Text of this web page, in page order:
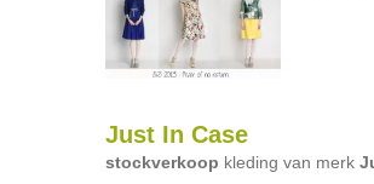
Just In Case
stockverkoop kleding van merk